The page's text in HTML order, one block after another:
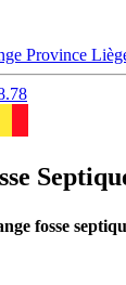
Province
fosse